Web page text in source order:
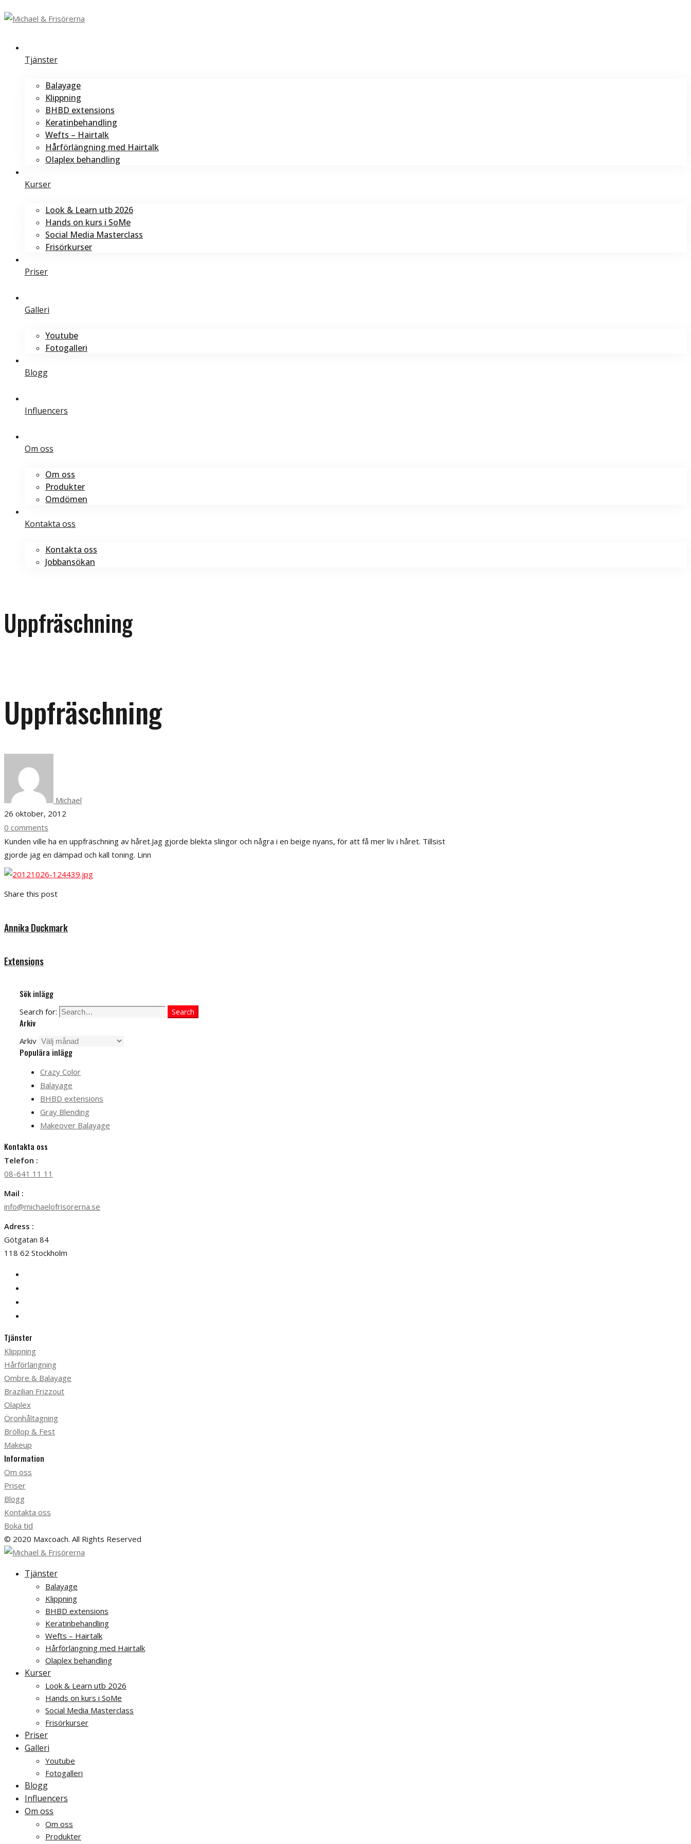
Tjänster
Balayage
Klippning
BHBD extensions
Keratinbehandling
Wefts – Hairtalk
Hårförlängning med Hairtalk
Olaplex behandling
Kurser
Look & Learn utb 2026
Hands on kurs i SoMe
Social Media Masterclass
Frisörkurser
Priser
Galleri
Youtube
Fotogalleri
Blogg
Influencers
Om oss
Om oss
Produkter
Omdömen
Kontakta oss
Kontakta oss
Jobbansökan
Uppfräschning
Uppfräschning
Michael
26 oktober, 2012
0 comments
Kunden ville ha en uppfräschning av håret.Jag gjorde blekta slingor och några i en beige nyans, för att få mer liv i håret. Tillsist
gjorde jag en dämpad och kall toning. Linn
Share this post
Annika Duckmark
Extensions
Sök inlägg
Search for: Search
Arkiv
Arkiv
Populära inlägg
Crazy Color
Balayage
BHBD extensions
Gray Blending
Makeover Balayage
Kontakta oss
Telefon :
08-641 11 11
Mail :
info@michaelofrisorerna.se
Adress :
Götgatan 84
118 62 Stockholm
Tjänster
Klippning
Hårförlängning
Ombre & Balayage
Brazilian Frizzout
Olaplex
Öronhåltagning
Bröllop & Fest
Makeup
Information
Om oss
Priser
Blogg
Kontakta oss
Boka tid
© 2020 Maxcoach. All Rights Reserved
Tjänster
Balayage
Klippning
BHBD extensions
Keratinbehandling
Wefts – Hairtalk
Hårförlängning med Hairtalk
Olaplex behandling
Kurser
Look & Learn utb 2026
Hands on kurs i SoMe
Social Media Masterclass
Frisörkurser
Priser
Galleri
Youtube
Fotogalleri
Blogg
Influencers
Om oss
Om oss
Produkter